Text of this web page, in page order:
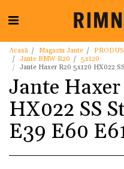
Acasă Magazin Jante
Jante BMW R20
5x120
Jante Haxer R20 5x120 HX022
Jante
HX022 SS
E39 E60